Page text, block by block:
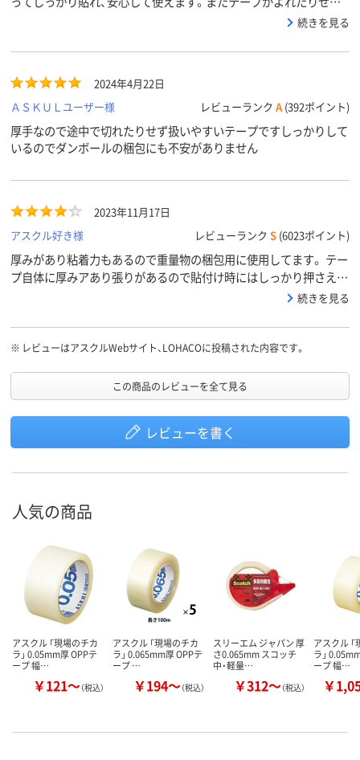
続きを見る
2024年4月22日
ＡＳＫＵＬユーザー様
レビューランク A (392ポイント)
厚手なので途中で切れたりせず扱いやすいテープですしっかりして
いるのでダンボールの梱包にも不安がありません
2023年11月17日
アスクル好き様
レビューランク S (6023ポイント)
厚みがあり粘着力もあるので重量物の梱包用に使用してます。 テー
プ自体に厚みアあり張りがあるので貼付け時にはしっかり押さえる
続きを見る
※ レビューはアスクルWebサイト、LOHACOに投稿された内容です。
この商品のレビューを全て見る
レビューを書く
人気の商品
アスクル 「現場のチカ
ラ」 0.05mm厚 OPPテ
ープ 幅…
￥121～（税込）
アスクル 「現場のチカ
ラ」 0.065mm厚 OPPテ
ープ …
￥194～（税込）
スリーエム ジャパン 厚
さ0.065mm スコッチ
中・軽量…
￥312～（税込）
アスクル
ラ」
ープ 幅…
￥